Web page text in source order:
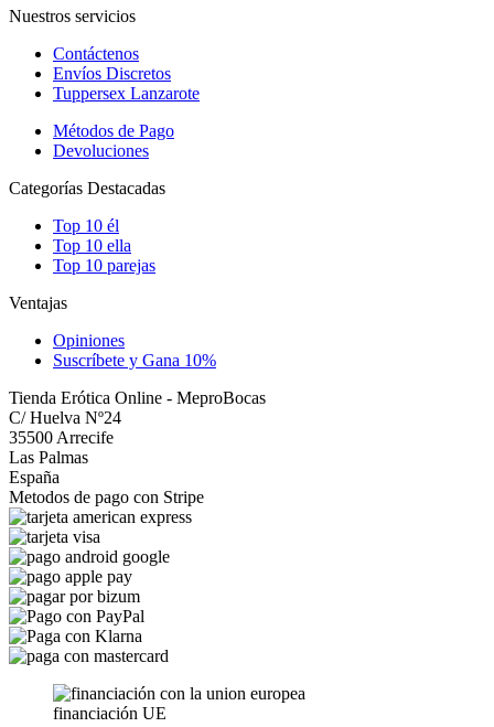
Nuestros servicios
Contáctenos
Envíos Discretos
Tuppersex Lanzarote
Métodos de Pago
Devoluciones
Categorías Destacadas
Top 10 él
Top 10 ella
Top 10 parejas
Ventajas
Opiniones
Suscríbete y Gana 10%
Tienda Erótica Online - MeproBocas
C/ Huelva Nº24
35500 Arrecife
Las Palmas
España
Metodos de pago con Stripe
financiación UE